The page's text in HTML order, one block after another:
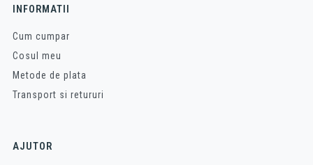
INFORMATII
Cum cumpar
Cosul meu
Metode de plata
Transport si retururi
AJUTOR